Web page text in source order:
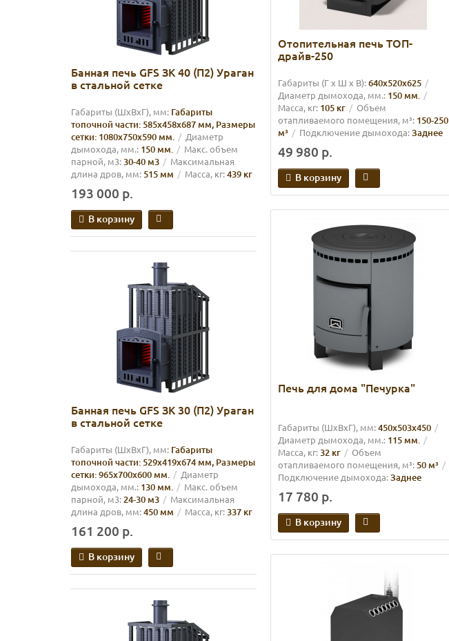
Банная печь GFS ЗК 40 (П2) Ураган
в стальной сетке
Габариты (ШхВхГ), мм: Габариты
топочной части: 585х458х687 мм, Размеры
сетки: 1080х750х590 мм.
Диаметр
дымохода, мм.: 150 мм.
Макс. объем
парной, м3:30-40 м3
Максимальная
длина дров, мм:515 мм Масса, кг:439 кг
193 000 р.
В корзину
Банная печь GFS ЗК 30 (П2) Ураган
в стальной сетке
Габариты (ШхВхГ), мм: Габариты
топочной части: 529х419х674 мм, Размеры
сетки: 965х700х600 мм.
Диаметр
дымохода, мм.: 130 мм.
Макс. объем
парной, м3:24-30 м3
Максимальная
длина дров, мм:450 мм Масса, кг:337 кг
161 200 р.
В корзину
Отопительная печь ТОП-
драйв-250
Габариты (Г х Ш х В):640х520х625
Диаметр дымохода, мм.: 150 мм.
Масса, кг: 105 кг
Объем
отапливаемого помещения, м³: 150-250
м³
Подключение дымохода:Заднее
49 980 р.
В корзину
Печь для дома "Печурка"
Габариты (ШхВхГ), мм:450х503x450
Диаметр дымохода, мм.: 115 мм.
Масса, кг:32 кг
Объем
отапливаемого помещения, м³:50 м³
Подключение дымохода:Заднее
17 780 р.
В корзину